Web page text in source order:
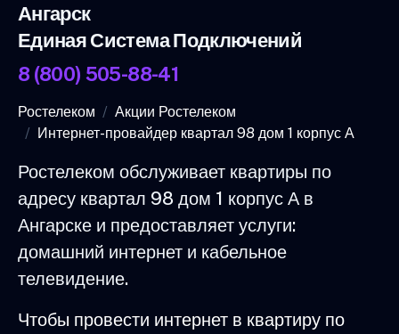
Ангарск
Единая Система Подключений
8 (800) 505-88-41
Ростелеком
Акции Ростелеком
Интернет-провайдер квартал 98 дом 1 корпус А
Ростелеком обслуживает квартиры по
адресу квартал 98 дом 1 корпус А в
Ангарске и предоставляет услуги:
домашний интернет и кабельное
телевидение.
Чтобы провести интернет в квартиру по